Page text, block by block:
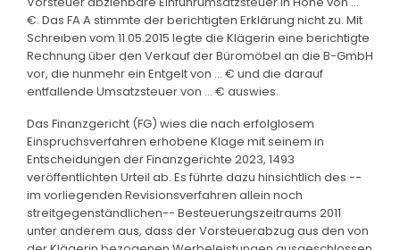
€. Das FA A stimmte der berichtigten Erklärung nicht zu. Mit
Schreiben vom 11.05.2015 legte die Klägerin eine berichtigte
Rechnung über den Verkauf der Büromöbel an die B-GmbH
vor, die nunmehr ein Entgelt von ... € und die darauf
entfallende Umsatzsteuer von ... € auswies.
Das Finanzgericht (FG) wies die nach erfolglosem
Einspruchsverfahren erhobene Klage mit seinem in
Entscheidungen der Finanzgerichte 2023, 1493
veröffentlichten Urteil ab. Es führte dazu hinsichtlich des --
im vorliegenden Revisionsverfahren allein noch
streitgegenständlichen-- Besteuerungszeitraums 2011
unter anderem aus, dass der Vorsteuerabzug aus den von